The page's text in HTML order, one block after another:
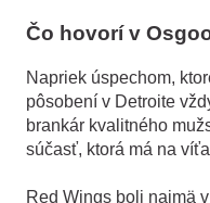
Čo hovorí v
Napriek úspechom,
pôsobení v Detroite
brankár kvalitného
súčasť, ktorá má na
Red Wings boli najmä